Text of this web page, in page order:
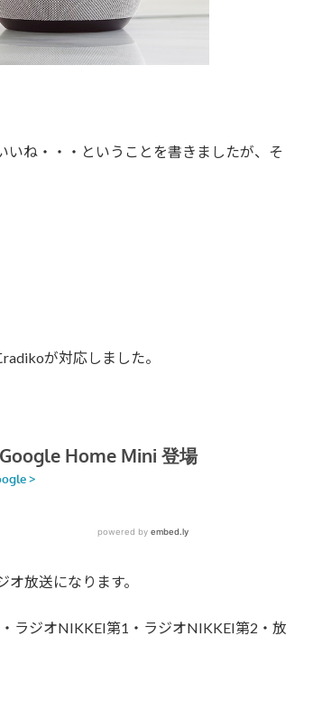
ね・・・ということを書きましたが、そ
が対応しました。
放送になります。
ラジオNIKKEI第1・ラジオNIKKEI第2・放